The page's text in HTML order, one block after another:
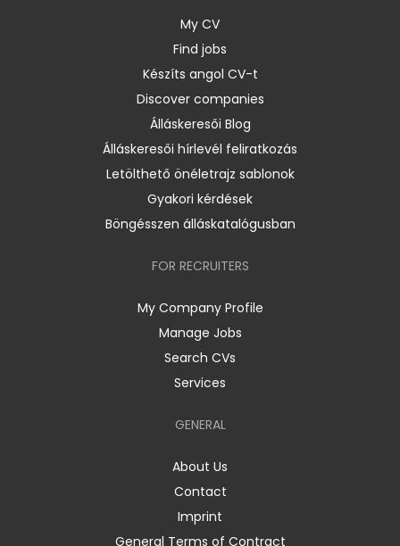
My CV
Find jobs
Készíts angol CV-t
Discover companies
Álláskeresői Blog
Álláskeresői hírlevél feliratkozás
Letölthető önéletrajz sablonok
Gyakori kérdések
Böngésszen álláskatalógusban
FOR RECRUITERS
My Company Profile
Manage Jobs
Search CVs
Services
GENERAL
About Us
Contact
Imprint
General Terms of Contract